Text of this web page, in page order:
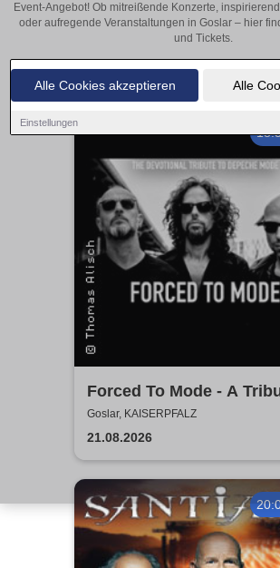
Alle Cookies akzeptieren Alle
Einstellungen
Event-Angebot! Ob mitreißende Konzerte,
oder aufregende Veranstaltungen in Goslar – hier
und Tickets.
Forced To Mode - A
To Depeche Mode
Goslar, KAISERPFALZ
21.08.2026